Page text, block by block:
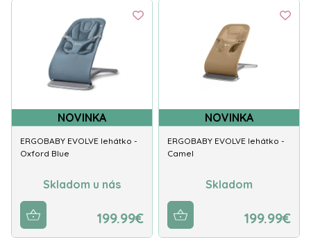
NOVINKA
ERGOBABY EVOLVE lehátko -
Oxford Blue
Skladom u nás
199.99€
NOVINKA
ERGOBABY EVOLVE lehátko -
Camel
Skladom
199.99€